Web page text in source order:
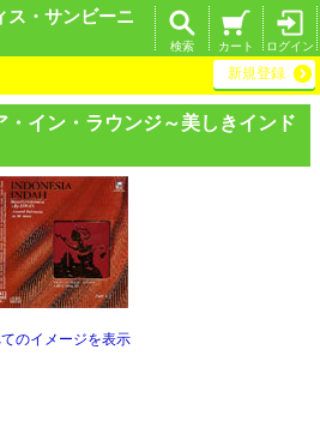
・サンビーニ
ログイン
カート
検索
新規登録
・イン・ラ ウンジ～美しきイ ンド
のイメージを表示